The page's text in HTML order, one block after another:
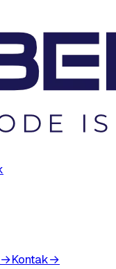
→Kontak→